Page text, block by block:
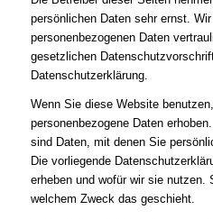
persönlichen Daten sehr ernst.
personenbezogenen Daten
gesetzlichen
Datenschutzerklärung.
Wenn Sie diese Website
personenbezogene Daten
sind Daten, mit denen Sie
Die vorliegende
erheben und wofür wir sie nutzen.
welchem Zweck das geschieht.